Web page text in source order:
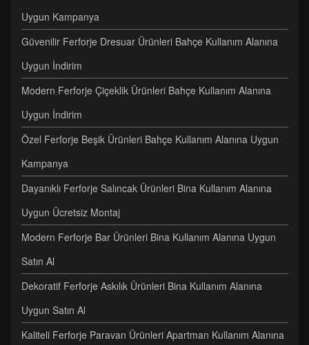
Uygun Kampanya
Güvenilir Ferforje Dresuar Ürünleri Bahçe Kullanım Alanına
Uygun İndirim
Modern Ferforje Çiçeklik Ürünleri Bahçe Kullanım Alanına
Uygun İndirim
Özel Ferforje Beşik Ürünleri Bahçe Kullanım Alanına Uygun
Kampanya
Dayanıklı Ferforje Salıncak Ürünleri Bina Kullanım Alanına
Uygun Ücretsiz Montaj
Modern Ferforje Bar Ürünleri Bina Kullanım Alanına Uygun
Satın Al
Dekoratif Ferforje Askılık Ürünleri Bina Kullanım Alanına
Uygun Satın Al
Kaliteli Ferforje Paravan Ürünleri Apartman Kullanım Alanına